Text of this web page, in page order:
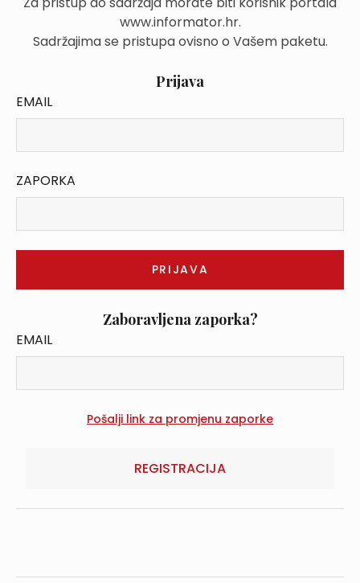
www.informator.hr.
Sadržajima se pristupa ovisno o Vašem paketu.
Prijava
EMAIL
ZAPORKA
Zaboravljena zaporka?
EMAIL
REGISTRACIJA